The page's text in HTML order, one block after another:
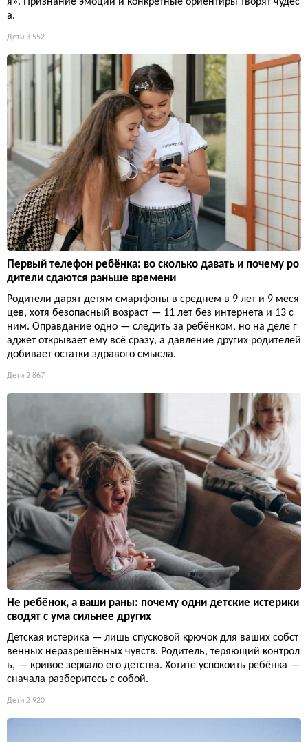
а.
Дети 3 552
Первый телефон ребёнка: во сколько давать и почему ро
дители сдаются раньше времени
Родители дарят детям смартфоны в среднем в 9 лет и 9 меся
цев, хотя безопасный возраст — 11 лет без интернета и 13 с
ним. Оправдание одно — следить за ребёнком, но на деле г
аджет открывает ему всё сразу, а давление других родителей
добивает остатки здравого смысла.
Дети 2 867
Не ребёнок, а ваши раны: почему одни детские истерики
сводят с ума сильнее других
Детская истерика — лишь спусковой крючок для ваших собст
венных неразрешённых чувств. Родитель, теряющий контрол
ь, — кривое зеркало его детства. Хотите успокоить ребёнка —
сначала разберитесь с собой.
Дети 2 920